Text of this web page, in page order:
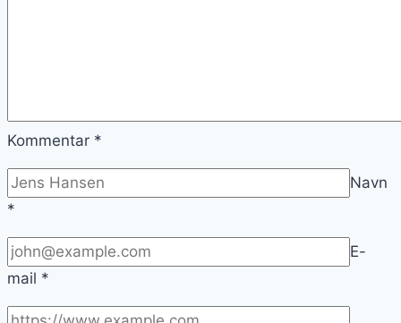
Kommentar *
Navn
*
E-
mail *